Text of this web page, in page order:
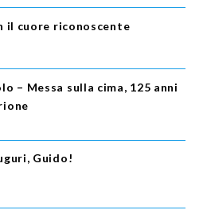
il cuore riconoscente
– Messa sulla cima, 125 anni
Guido!